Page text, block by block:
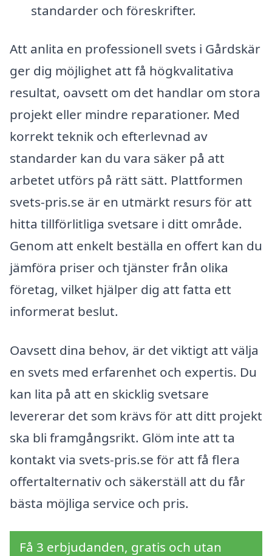
standarder och föreskrifter.
Att anlita en professionell svets i Gårdskär
ger dig möjlighet att få högkvalitativa
resultat, oavsett om det handlar om stora
projekt eller mindre reparationer. Med
korrekt teknik och efterlevnad av
standarder kan du vara säker på att
arbetet utförs på rätt sätt. Plattformen
svets-pris.se är en utmärkt resurs för att
hitta tillförlitliga svetsare i ditt område.
Genom att enkelt beställa en offert kan du
jämföra priser och tjänster från olika
företag, vilket hjälper dig att fatta ett
informerat beslut.
Oavsett dina behov, är det viktigt att välja
en svets med erfarenhet och expertis. Du
kan lita på att en skicklig svetsare
levererar det som krävs för att ditt projekt
ska bli framgångsrikt. Glöm inte att ta
kontakt via svets-pris.se för att få flera
offertalternativ och säkerställ att du får
bästa möjliga service och pris.
Få 3 erbjudanden, gratis och utan